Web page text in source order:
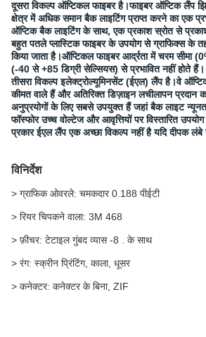
दूसरा विकल्प ऑप्टिकल फाइबर है।फाइबर ऑप्टिक लैंप
क्षेत्र में अधिक समान बैक लाइटिंग प्राप्त करने का एक
ऑप्टिक बैक लाइटिंग के साथ, एक प्रकाश स्रोत से
बहुत पतले प्लास्टिक फाइबर के उपयोग से ग्राफिक्स के
किया जाता है।ऑप्टिकल फाइबर आर्द्रता में चरम सीमा
(-40 से +85 डिग्री सेल्सियस) से प्रभावित नहीं होते हैं।
तीसरा विकल्प इलेक्ट्रोल्यूमिनसेंट (ईएल) लैंप है।वे
कीमत वाले हैं और अतिरिक्त डिज़ाइन लचीलापन
अनुप्रयोगों के लिए सबसे उपयुक्त हैं जहां बैक लाइट
फॉस्फोर उच्च वोल्टेज और आवृत्तियों पर विस्तारित
प्रकार ईएल लैंप एक अच्छा विकल्प नहीं है यदि दीपक
विनिर्देश
> ग्राफिक ओवरले: चमकदार 0.188 पीईटी
> रियर चिपकने वाला: 3M 468
> फ़ीचर: टेटाइल गुंबद व्यास -8 . के साथ
> रंग: स्क्रीन प्रिंटिंग, काला, धूसर
> कनेक्टर: कनेक्टर के बिना, ZIF